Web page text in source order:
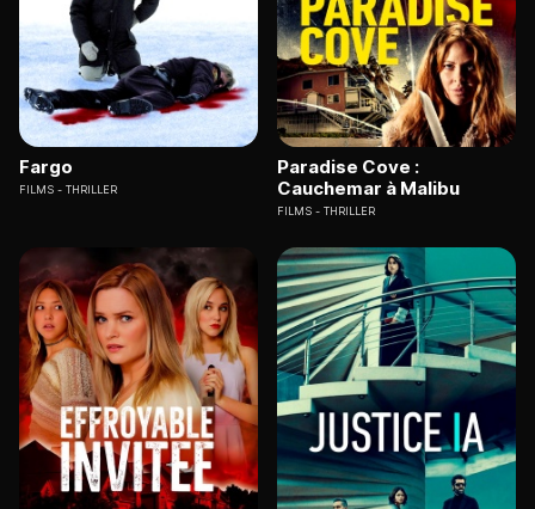
Fargo
FILMS THRILLER
Paradise Cove :
Cauchemar à Malibu
FILMS THRILLER